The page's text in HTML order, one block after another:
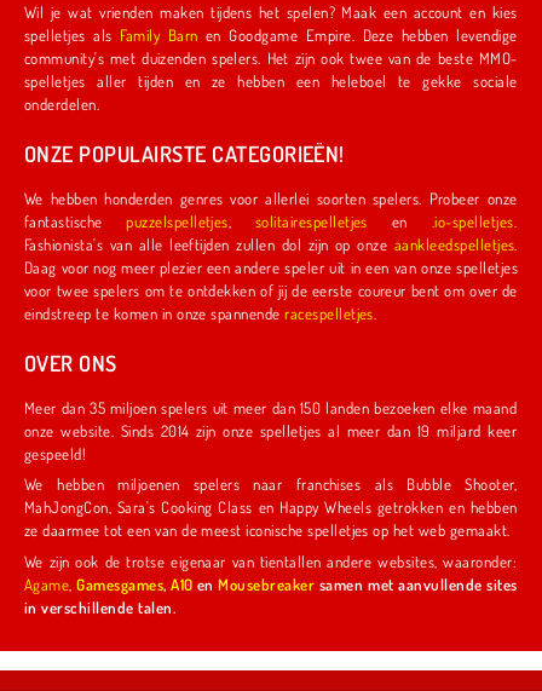
Wil je wat vrienden maken tijdens het spelen? Maak een account en kies
spelletjes als
Family Barn en Goodgame Empire. Deze hebben levendige
community's met duizenden spelers. Het zijn ook twee van de beste MMO-
spelletjes aller tijden en ze hebben een heleboel te gekke sociale
onderdelen.
ONZE POPULAIRSTE CATEGORIEËN!
We hebben honderden genres voor allerlei soorten spelers. Probeer onze
fantastischepuzzelspelletjes solitairespelletjes en .io-spelletjes
Fashionista's van alle leeftijden zullen dol zijn op onze aankleedspelletjes
Daag voor nog meer plezier een andere speler uit in een van onze spelletjes
voor twee spelers om te ontdekken of jij de eerste coureur bent om over de
eindstreep te komen in onze spannenderacespelletjes
OVER ONS
Meer dan 35 miljoen spelers uit meer dan 150 landen bezoeken elke maand
onze website. Sinds 2014 zijn onze spelletjes al meer dan 19 miljard keer
gespeeld!
We hebben miljoenen spelers naar franchises als Bubble Shooter,
MahJongCon, Sara's Cooking Class en Happy Wheels getrokken en hebben
ze daarmee tot een van de meest iconische spelletjes op het web gemaakt.
We zijn ook de trotse eigenaar van tientallen andere websites, waaronder:
Agame ,Gamesgames,A10 enMousebreaker samen met aanvullende sites
in verschillende talen.